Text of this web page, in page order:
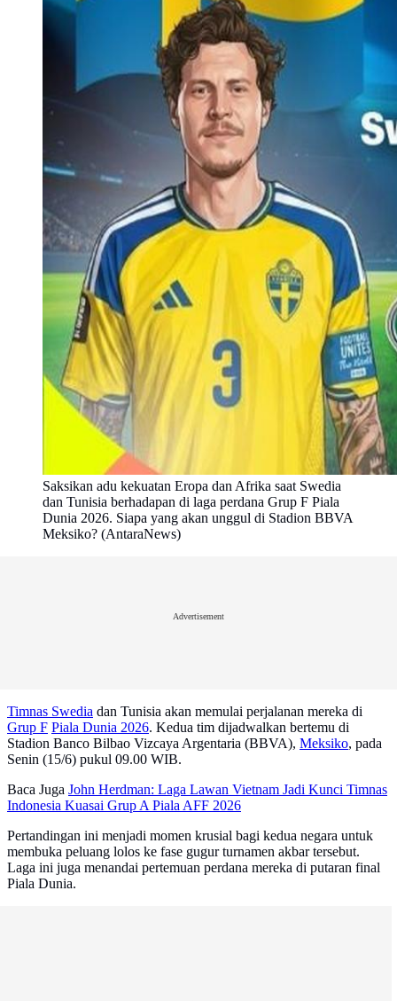
Saksikan adu kekuatan Eropa dan Afrika saat Swedia
dan Tunisia berhadapan di laga perdana Grup F Piala
Dunia 2026. Siapa yang akan unggul di Stadion BBVA
Meksiko? (AntaraNews)
Advertisement
Timnas Swedia dan Tunisia akan memulai perjalanan mereka di
Grup F Piala Dunia 2026. Kedua tim dijadwalkan bertemu di
Stadion Banco Bilbao Vizcaya Argentaria (BBVA), Meksiko, pada
Senin (15/6) pukul 09.00 WIB.
Baca Juga John Herdman: Laga Lawan Vietnam Jadi Kunci Timnas
Indonesia Kuasai Grup A Piala AFF 2026
Pertandingan ini menjadi momen krusial bagi kedua negara untuk
membuka peluang lolos ke fase gugur turnamen akbar tersebut.
Laga ini juga menandai pertemuan perdana mereka di putaran final
Piala Dunia.